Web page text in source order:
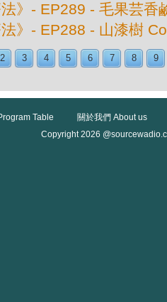
法》- EP289 - 毛果芸
法》- EP288 - 山漆樹
2 3 4 5 6 7 8 9
Table
關於我們 About us
Copyright 2026